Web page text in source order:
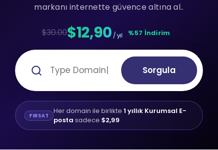
markanı internette güvence altına al..
$30.00$12,90 / yıl %57 İndirim
Sorgula
FIRSAT Her domain ile birlikte 1 yıllık Kurumsal E-
posta sadece $2,99